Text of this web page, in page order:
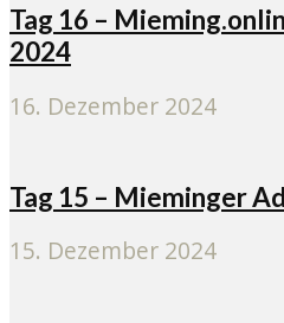
Tag 16 –
2024
16. Dezember 2024
Tag 15 – Mieminger
15. Dezember 2024